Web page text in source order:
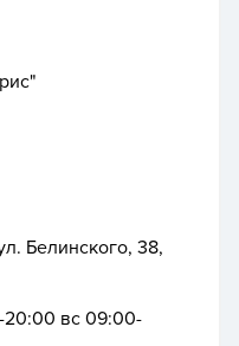
Белинского, 38,
20:00 вс 09:00-